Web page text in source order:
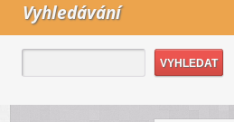
Vyhledávání